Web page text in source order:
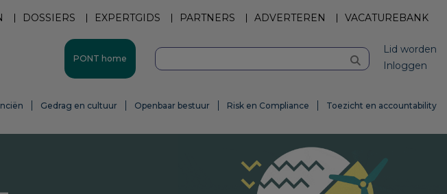
DOSSIERS EXPERTGIDS PARTNERS ADVERTEREN VACATUREBANK
PONT home
Lid worden
Inloggen
Gedrag en cultuur Openbaar bestuur Risk en Compliance Toezicht en accountability